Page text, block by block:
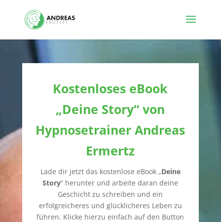
Kostenloses eBook
„Deine Story“ von
Hypnosetrainer Andreas
Ermertz
Lade dir jetzt das kostenlose eBook „Deine
Story“ herunter und arbeite daran deine
Geschicht zu schreiben und ein
erfolgreicheres und glücklicheres Leben zu
führen. Klicke hierzu einfach auf den Button